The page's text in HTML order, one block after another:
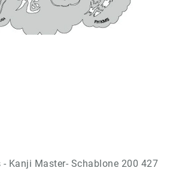
Kanji Master- Schablone 200 427